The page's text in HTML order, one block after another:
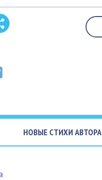
НОВЫЕ СТИХИ АВТОРА